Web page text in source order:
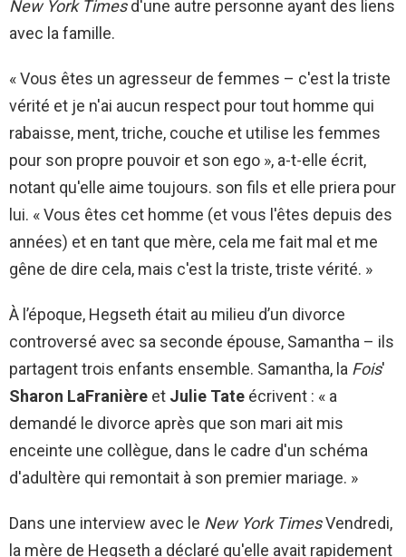
New York Timesd'une autre personne ayant des liens
avec la famille.
« Vous êtes un agresseur de femmes – c'est la triste
vérité et je n'ai aucun respect pour tout homme qui
rabaisse, ment, triche, couche et utilise les femmes
pour son propre pouvoir et son ego », a-t-elle écrit,
notant qu'elle aime toujours. son fils et elle priera pour
lui. « Vous êtes cet homme (et vous l'êtes depuis des
années) et en tant que mère, cela me fait mal et me
gêne de dire cela, mais c'est la triste, triste vérité. »
À l’époque, Hegseth était au milieu d’un divorce
controversé avec sa seconde épouse, Samantha – ils
partagent trois enfants ensemble. Samantha, la Fois'
Sharon LaFranière et Julie Tate écrivent : « a
demandé le divorce après que son mari ait mis
enceinte une collègue, dans le cadre d'un schéma
d'adultère qui remontait à son premier mariage. »
Dans une interview avec le New York TimesVendredi,
la mère de Hegseth a déclaré qu'elle avait rapidement